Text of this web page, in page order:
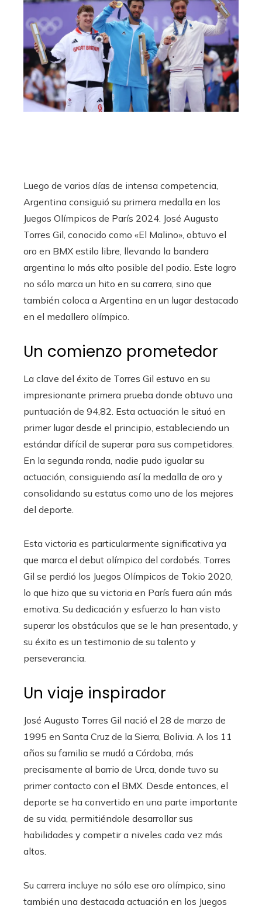
Luego de varios días de intensa competencia,
Argentina consiguió su primera medalla en los
Juegos Olímpicos de París 2024. José Augusto
Torres Gil, conocido como «El Malino», obtuvo el
oro en BMX estilo libre, llevando la bandera
argentina lo más alto posible del podio. Este logro
no sólo marca un hito en su carrera, sino que
también coloca a Argentina en un lugar destacado
en el medallero olímpico.
Un comienzo prometedor
La clave del éxito de Torres Gil estuvo en su
impresionante primera prueba donde obtuvo una
puntuación de 94,82. Esta actuación le situó en
primer lugar desde el principio, estableciendo un
estándar difícil de superar para sus competidores.
En la segunda ronda, nadie pudo igualar su
actuación, consiguiendo así la medalla de oro y
consolidando su estatus como uno de los mejores
del deporte.
Esta victoria es particularmente significativa ya
que marca el debut olímpico del cordobés. Torres
Gil se perdió los Juegos Olímpicos de Tokio 2020,
lo que hizo que su victoria en París fuera aún más
emotiva. Su dedicación y esfuerzo lo han visto
superar los obstáculos que se le han presentado, y
su éxito es un testimonio de su talento y
perseverancia.
Un viaje inspirador
José Augusto Torres Gil nació el 28 de marzo de
1995 en Santa Cruz de la Sierra, Bolivia. A los 11
años su familia se mudó a Córdoba, más
precisamente al barrio de Urca, donde tuvo su
primer contacto con el BMX. Desde entonces, el
deporte se ha convertido en una parte importante
de su vida, permitiéndole desarrollar sus
habilidades y competir a niveles cada vez más
altos.
Su carrera incluye no sólo ese oro olímpico, sino
también una destacada actuación en los Juegos